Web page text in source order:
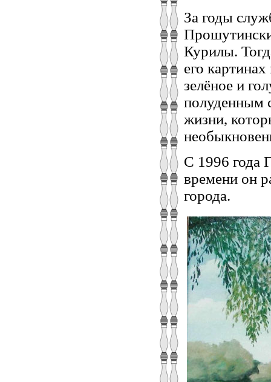
За годы
Курилы.
его
зелёное и
полуденным
жизни,
С 1996 года
времени он
города.